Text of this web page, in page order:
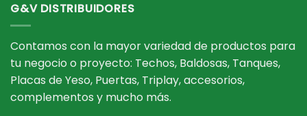
G&V DISTRIBUIDORES
Contamos con la mayor variedad de productos para
tu negocio o proyecto: Techos, Baldosas, Tanques,
Placas de Yeso, Puertas, Triplay, accesorios,
complementos y mucho más.